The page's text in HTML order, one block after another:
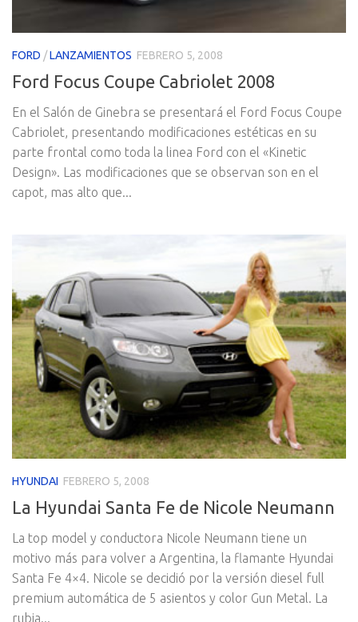
FORD /LANZAMIENTOS FEBRERO 5, 2008
Ford Focus Coupe Cabriolet 2008
En el Salón de Ginebra se presentará el Ford Focus Coupe
Cabriolet, presentando modificaciones estéticas en su
parte frontal como toda la linea Ford con el «Kinetic
Design». Las modificaciones que se observan son en el
capot, mas alto que...
HYUNDAI FEBRERO 5, 2008
La Hyundai Santa Fe de Nicole Neumann
La top model y conductora Nicole Neumann tiene un
motivo más para volver a Argentina, la flamante Hyundai
Santa Fe 4×4. Nicole se decidió por la versión diesel full
premium automática de 5 asientos y color Gun Metal. La
rubia...